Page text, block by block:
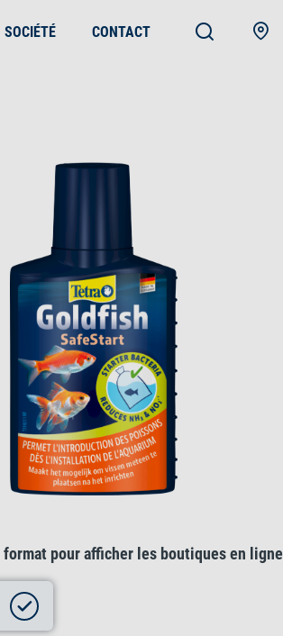
SOCIÉTÉ CONTACT
pour afficher les boutiques en ligne